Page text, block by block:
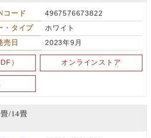
コード
4967576673822
・タイプ
ホワイト
売日
2023年9月
） オンラインストア
/14畳